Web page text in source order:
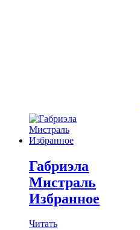
Габриэла
Мистраль
Избранное
Читать